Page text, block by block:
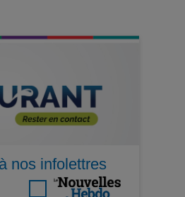
nos infolettres